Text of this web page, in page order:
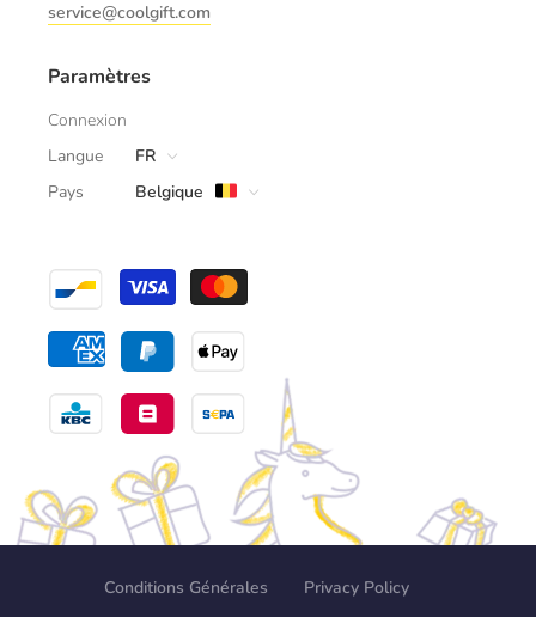
service@coolgift.com
Paramètres
Connexion
Langue
FR
Pays
Belgique
Conditions Générales Privacy Policy